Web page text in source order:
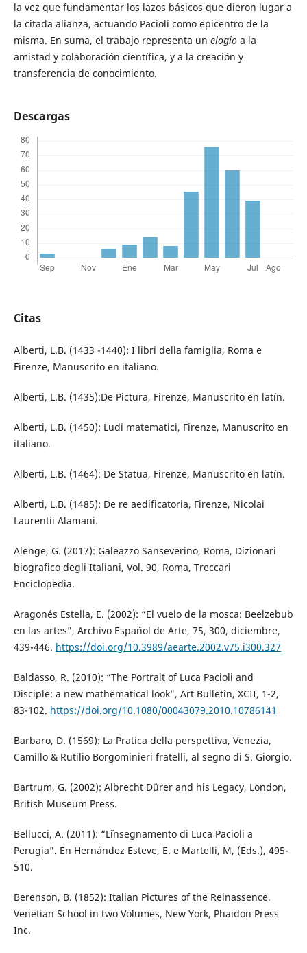
la vez que fundamentar los lazos básicos que dieron lugar a
la citada alianza, actuando Pacioli como epicentro de la
misma. En suma, el trabajo representa un elogioa la
amistad y colaboración científica, y a la creación y
transferencia de conocimiento.
Descargas
Citas
Alberti, L.B. (1433 -1440): I libri della famiglia, Roma e
Firenze, Manuscrito en italiano.
Alberti, L.B. (1435):De Pictura, Firenze, Manuscrito en latín.
Alberti, L.B. (1450): Ludi matematici, Firenze, Manuscrito en
italiano.
Alberti, L.B. (1464): De Statua, Firenze, Manuscrito en latín.
Alberti, L.B. (1485): De re aedificatoria, Firenze, Nicolai
Laurentii Alamani.
Alenge, G. (2017): Galeazzo Sanseverino, Roma, Dizionari
biografico degli Italiani, Vol. 90, Roma, Treccari
Enciclopedia.
Aragonés Estella, E. (2002): “El vuelo de la mosca: Beelzebub
en las artes”, Archivo Español de Arte, 75, 300, diciembre,
439-446. https://doi.org/10.3989/aearte.2002.v75.i300.327
Baldasso, R. (2010): “The Portrait of Luca Pacioli and
Disciple: a new mathematical look”, Art Bulletin, XCII, 1-2,
83-102. https://doi.org/10.1080/00043079.2010.10786141
Barbaro, D. (1569): La Pratica della perspettiva, Venezia,
Camillo & Rutilio Borgominieri fratelli, al segno di S. Giorgio.
Bartrum, G. (2002): Albrecht Dürer and his Legacy, London,
British Museum Press.
Bellucci, A. (2011): “L´insegnamento di Luca Pacioli a
Perugia”. En Hernández Esteve, E. e Martelli, M, (Eds.), 495-
510.
Berenson, B. (1852): Italian Pictures of the Reinassence.
Venetian School in two Volumes, New York, Phaidon Press
Inc.